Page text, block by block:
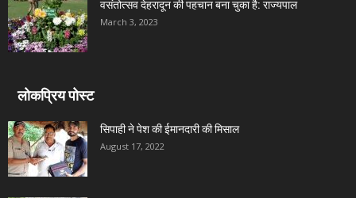
वसंतोत्सव देहरादून की पहचान बना चुका है: राज्यपाल
March 3, 2023
लोकप्रिय पोस्ट
सिपाही ने पेश की ईमानदारी की मिसाल
August 17, 2022